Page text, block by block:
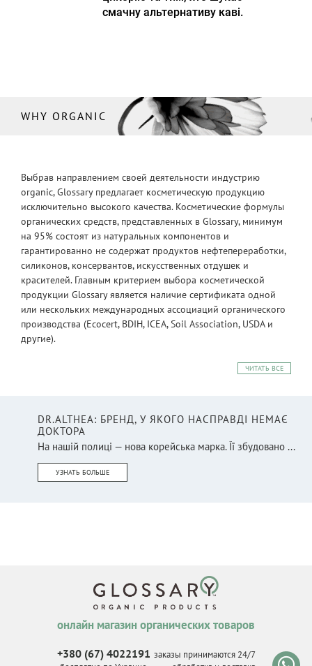
смачну альтернативу каві.
WHY ORGANIC
Выбрав направлением своей деятельности индустрию
organic, Glossary предлагает косметическую продукцию
исключительно высокого качества. Косметические формулы
органических средств, представленных в Glossary, минимум
на 95% состоят из натуральных компонентов и
гарантированно не содержат продуктов нефтепереработки,
силиконов, консервантов, искусственных отдушек и
красителей. Главным критерием выбора косметической
продукции Glossary является наличие сертификата одной
или нескольких международных ассоциаций органического
производства (Ecocert, BDIH, ICEA, Soil Association, USDA и
другие).
ЧИТАТЬ ВСЕ
DR.ALTHEA: БРЕНД, У ЯКОГО НАСПРАВДІ НЕМАЄ
ДОКТОРА
На нашій полиці — нова корейська марка. Її збудовано ...
УЗНАТЬ БОЛЬШЕ
онлайн магазин органических товаров
+380 (67) 4022191 заказы принимаются 24/7